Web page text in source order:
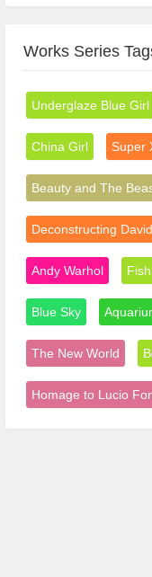
Works Series
Underglaze Blue Girl
China Girl Super
Beauty and The
Deconstructing
Andy Warhol
Blue Sky
The New World
Homage to Lucio